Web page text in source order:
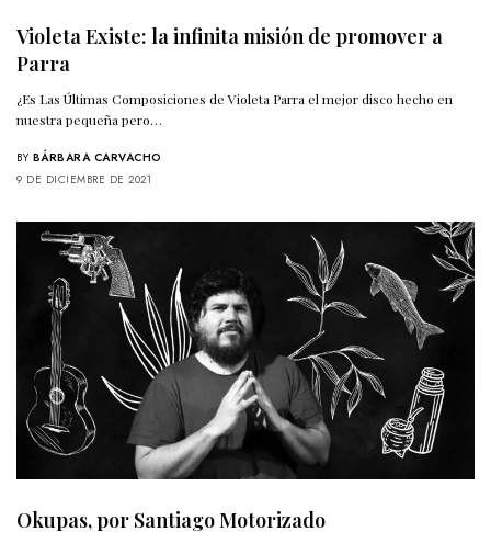
Violeta Existe: la infinita misión de promover a
Parra
¿Es Las Últimas Composiciones de Violeta Parra el mejor disco hecho en
nuestra pequeña pero…
BY BÁRBARA CARVACHO
9 DE DICIEMBRE DE 2021
Okupas, por Santiago Motorizado